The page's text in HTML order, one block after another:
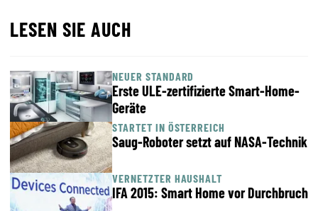
LESEN SIE AUCH
NEUER STANDARD
Erste ULE-zertifizierte Smart-Home-
Geräte
STARTET IN ÖSTERREICH
Saug-Roboter setzt auf NASA-Technik
VERNETZTER HAUSHALT
IFA 2015: Smart Home vor Durchbruch